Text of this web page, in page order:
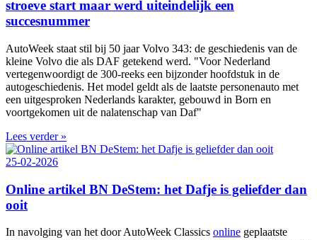
stroeve start maar werd uiteindelijk een
succesnummer
AutoWeek staat stil bij 50 jaar Volvo 343: de geschiedenis van de
kleine Volvo die als DAF getekend werd. "Voor Nederland
vertegenwoordigt de 300‑reeks een bijzonder hoofdstuk in de
autogeschiedenis. Het model geldt als de laatste personenauto met
een uitgesproken Nederlands karakter, gebouwd in Born en
voortgekomen uit de nalatenschap van Daf"
Lees verder »
25-02-2026
Online artikel BN DeStem: het Dafje is geliefder dan
ooit
In navolging van het door AutoWeek Classics online geplaatste